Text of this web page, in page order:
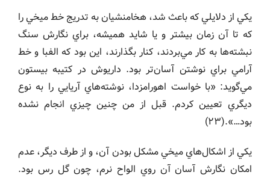
يكي از دلايلي كه باعث شد، هخامنشيان به تدريج خط ميخي را
كه تا آن زمان بيشتر و يا شايد هميشه، براي نگارش سنگ
نبشته‌ها به كار مي‌بردند، كنار بگذارند، اين بود كه الفبا و خط
آرامي براي نوشتن آسان‌تر بود. داريوش در كتيبه بيستون
مي‌گويد: «با خواست اهورامزدا، نوشته‌هاي آريايي را به نوع
ديگري تعيين كردم. قبل از من چنين چيزي انجام نشده
بود…».(٢٣)
يكي از اشكال‌هاي ميخي مشكل بودن آن، و از طرف ديگر، عدم
امكان نگارش آسان آن روي الواح نرم، چون گل رس بود.